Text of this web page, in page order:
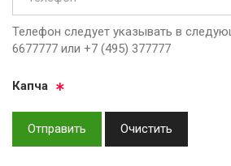
Телефон следует указывать в
6677777 или +7 (495) 377777
Кап­ча
Отправить Очистить